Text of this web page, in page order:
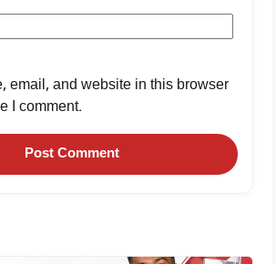
email, and website in this browser
I comment.